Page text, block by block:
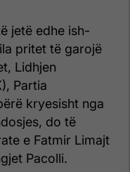
jetë edhe ish-
pritet të garojë
Lidhjen
Partia
kryesisht nga
do të
e Fatmir Limajt
Pacolli.